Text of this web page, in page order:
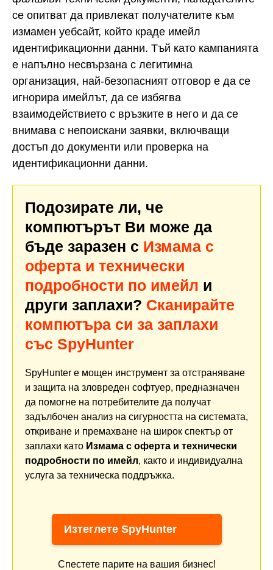
се опитват да привлекат получателите към
измамен уебсайт, който краде имейл
идентификационни данни. Тъй като кампанията
е напълно несвързана с легитимна
организация, най-безопасният отговор е да се
игнорира имейлът, да се избягва
взаимодействието с връзките в него и да се
внимава с непоискани заявки, включващи
достъп до документи или проверка на
идентификационни данни.
Подозирате ли, че
компютърът Ви може да
бъде заразен с Измама с
оферта и технически
подробности по имейл и
други заплахи? Сканирайте
компютъра си за заплахи
със SpyHunter
SpyHunter е мощен инструмент за отстраняване
и защита на зловреден софтуер, предназначен
да помогне на потребителите да получат
задълбочен анализ на сигурността на системата,
откриване и премахване на широк спектър от
заплахи като Измама с оферта и технически
подробности по имейл, както и индивидуална
услуга за техническа поддръжка.
Изтеглете SpyHunter
Спестете парите на вашия бизнес!